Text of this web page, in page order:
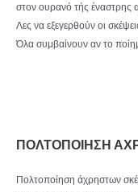
στον ουρανό τής έναστρης
Λες να εξεγερθούν οι
Όλα συμβαίνουν αν το
ΠΟΛΤΟΠΟΙΗΣΗ
Πολτοποίηση άχρηστων